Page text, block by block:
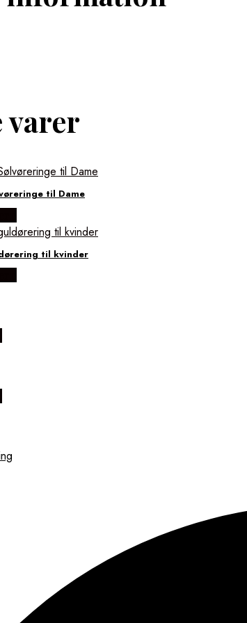
varer
til Dame
til kvinder